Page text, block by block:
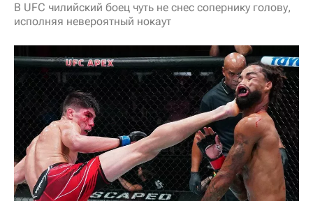
В UFC чилийский боец чуть не снес сопернику голову,
исполняя невероятный нокаут